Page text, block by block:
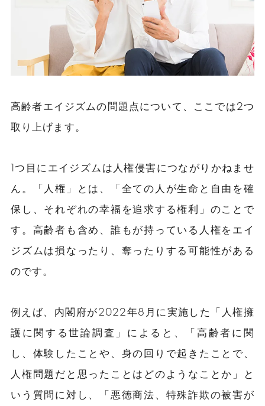
高齢者エイジズムの問題点について、ここでは2つ
取り上げます。
1つ目にエイジズムは人権侵害につながりかねませ
ん。「人権」とは、「全ての人が生命と自由を確
保し、それぞれの幸福を追求する権利」のことで
す。高齢者も含め、誰もが持っている人権をエイ
ジズムは損なったり、奪ったりする可能性がある
のです。
例えば、内閣府が2022年8月に実施した「人権擁
護に関する世論調査」によると、「高齢者に関
し、体験したことや、身の回りで起きたことで、
人権問題だと思ったことはどのようなことか」と
いう質問に対し、「悪徳商法、特殊詐欺の被害が